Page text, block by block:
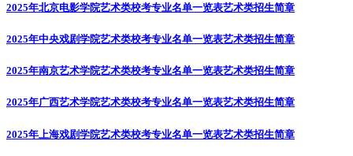
2025年北京电影学院艺术类校考专业名单一览表艺术类招生简章
2025年中央戏剧学院艺术类校考专业名单一览表艺术类招生简章
2025年南京艺术学院艺术类校考专业名单一览表艺术类招生简章
2025年广西艺术学院艺术类校考专业名单一览表艺术类招生简章
2025年上海戏剧学院艺术类校考专业名单一览表艺术类招生简章